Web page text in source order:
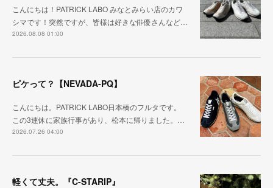
こんにちは！PATRICK LABO みなとみらい店のカワ
シマです！突然ですが、皆様は好きな俳優さんなど…
2026.08.08 01:00
ピケって？【NEVADA-PQ】
こんにちは。PATRICK LABO日本橋のフルタです。
この3連休に家族行事があり、松本に帰りました。…
2026.07.26 04:00
軽くて丈夫。『C-STARIP』